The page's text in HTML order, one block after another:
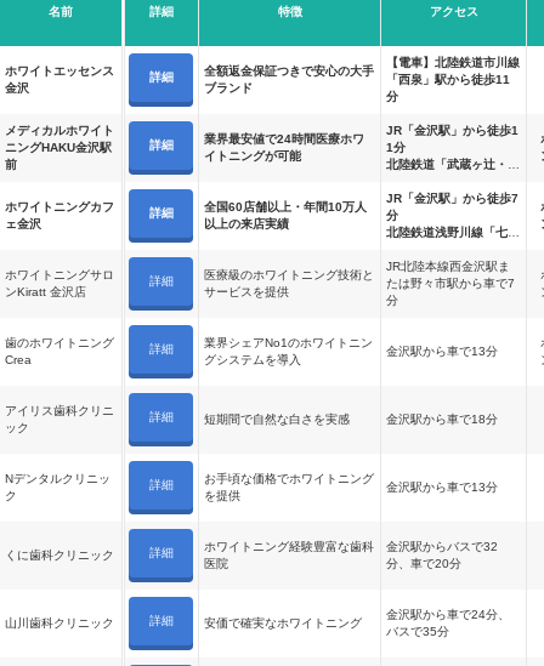
名前 詳細 特徴 アクセス
ホワイトエッセンス
金沢
詳細
全額返金保証つきで安心の大手
ブランド
【電車】北陸鉄道市川線
「西泉」駅から徒歩11
分
メディカルホワイト
ニングHAKU金沢駅
前
詳細
業界最安値で24時間医療ホワ
イトニングが可能
JR「金沢駅」から徒歩1
1分
北陸鉄道「武蔵ヶ辻・近
ら徒歩3分
「金沢エムザ」からから
徒歩3分
ホワイトニングカフ
ェ金沢
詳細
全国60店舗以上・年間10万人
以上の来店実績
JR「金沢駅」から徒歩7
分
北陸鉄道浅野川線「七ツ
北鉄バス「北安江」バス
停から徒歩1分
ホワイトニングサロ
ンKiratt 金沢店
詳細
医療級のホワイトニング技術と
サービスを提供
JR北陸本線西金沢駅ま
たは野々市駅から車で7
分
歯のホワイトニング
Crea
詳細
業界シェアNo1のホワイトニン
グシステムを導入
金沢駅から車で13分
アイリス歯科クリニ
ック
詳細 短期間で自然な白さを実感 金沢駅から車で18分
Nデンタルクリニッ
ク
詳細
お手頃な価格でホワイトニング
を提供
金沢駅から車で13分
くに歯科クリニック 詳細
ホワイトニング経験豊富な歯科
医院
金沢駅からバスで32
分、車で20分
山川歯科クリニック 詳細 安価で確実なホワイトニング
金沢駅から車で24分、
バスで35分